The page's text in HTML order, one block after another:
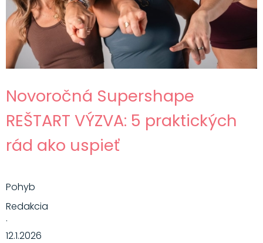
Novoročná Supershape
REŠTART VÝZVA: 5 praktických
rád ako uspieť
Pohyb
Redakcia
·
12.1.2026